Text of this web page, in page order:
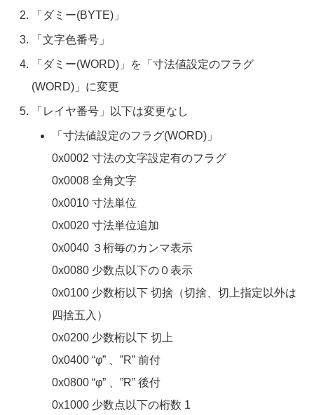
「ダミー(BYTE)」
「文字色番号」
「ダミー(WORD)」を「寸法値設定のフラグ
(WORD)」に変更
「レイヤ番号」以下は変更なし
「寸法値設定のフラグ(WORD)」
0x0002 寸法の文字設定有のフラグ
0x0008 全角文字
0x0010 寸法単位
0x0020 寸法単位追加
0x0040 ３桁毎のカンマ表示
0x0080 少数点以下の０表示
0x0100 少数桁以下 切捨（切捨、切上指定以外は
四捨五入）
0x0200 少数桁以下 切上
0x0400 “φ” 、”R” 前付
0x0800 “φ” 、”R” 後付
0x1000 少数点以下の桁数 1